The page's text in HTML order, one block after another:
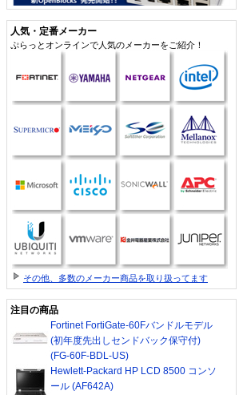
人気・定番メーカー
ぷらっとオンラインで人気のメーカーをご紹介！
その他、多数のメーカー商品を取り扱ってます
注目の商品
Fortinet FortiGate-60Fバンドルモデル
(初年度先出しセンドバック保守付)
(FG-60F-BDL-US)
Hewlett-Packard HP LCD 8500 コンソ
ール (AF642A)